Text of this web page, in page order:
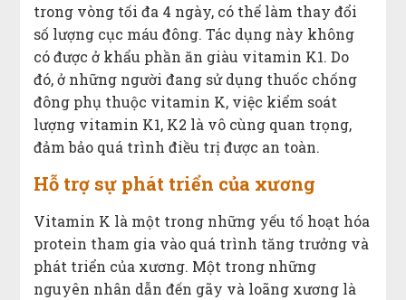
trong vòng tối đa 4 ngày, có thể làm thay đổi
số lượng cục máu đông. Tác dụng này không
có được ở khẩu phần ăn giàu vitamin K1. Do
đó, ở những người đang sử dụng thuốc chống
đông phụ thuộc vitamin K, việc kiểm soát
lượng vitamin K1, K2 là vô cùng quan trọng,
đảm bảo quá trình điều trị được an toàn.
Hỗ trợ sự phát triển của xương
Vitamin K là một trong những yếu tố hoạt hóa
protein tham gia vào quá trình tăng trưởng và
phát triển của xương. Một trong những
nguyên nhân dẫn đến gãy và loãng xương là